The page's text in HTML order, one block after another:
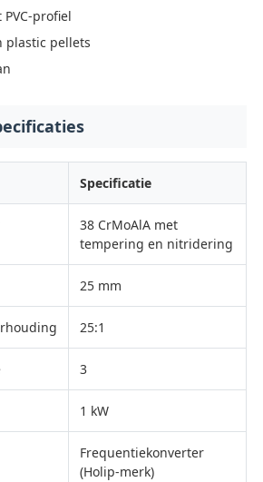
profiel
plastic pellets
Specificatie
38 CrMoAlA met
tempering en nitridering
25 mm
25:1
3
1 kW
Frequentiekonverter
(Holip-merk)